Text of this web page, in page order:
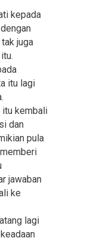
kepada
juga
itu lagi
itu kembali
dan
pula
jawaban
ke
lagi